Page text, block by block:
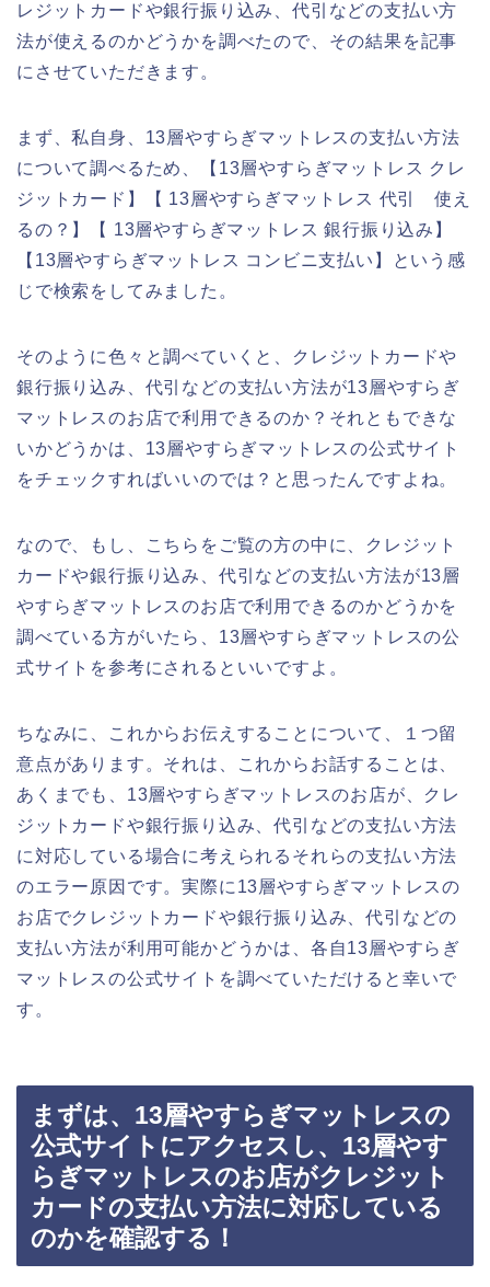
レジットカードや銀行振り込み、代引などの支払い方
法が使えるのかどうかを調べたので、その結果を記事
にさせていただきます。
まず、私自身、13層やすらぎマットレスの支払い方法
について調べるため、【13層やすらぎマットレス クレ
ジットカード】【 13層やすらぎマットレス 代引 使え
るの？】【 13層やすらぎマットレス 銀行振り込み】
【13層やすらぎマットレス コンビニ支払い】という感
じで検索をしてみました。
そのように色々と調べていくと、クレジットカードや
銀行振り込み、代引などの支払い方法が13層やすらぎ
マットレスのお店で利用できるのか？それともできな
いかどうかは、13層やすらぎマットレスの公式サイト
をチェックすればいいのでは？と思ったんですよね。
なので、もし、こちらをご覧の方の中に、クレジット
カードや銀行振り込み、代引などの支払い方法が13層
やすらぎマットレスのお店で利用できるのかどうかを
調べている方がいたら、13層やすらぎマットレスの公
式サイトを参考にされるといいですよ。
ちなみに、これからお伝えすることについて、１つ留
意点があります。それは、これからお話することは、
あくまでも、13層やすらぎマットレスのお店が、クレ
ジットカードや銀行振り込み、代引などの支払い方法
に対応している場合に考えられるそれらの支払い方法
のエラー原因です。実際に13層やすらぎマットレスの
お店でクレジットカードや銀行振り込み、代引などの
支払い方法が利用可能かどうかは、各自13層やすらぎ
マットレスの公式サイトを調べていただけると幸いで
す。
まずは、13層やすらぎマットレスの
公式サイトにアクセスし、13層やす
らぎマットレスのお店がクレジット
カードの支払い方法に対応している
のかを確認する！